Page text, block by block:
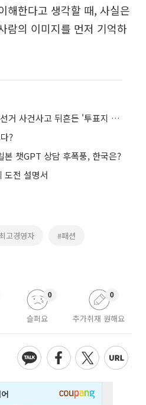
해한다고 생각할 때, 사실은
람의 이미지를 먼저 기억하
잠실7동은 대치 중…역대 선거 사건사고 뒤흔든 '투표지 부족' 사태
?
챗GPT 상담 후폭풍, 한국은?
도전 설명서
고경영자 #패션
슬퍼요
0
추가취재 원해요
0